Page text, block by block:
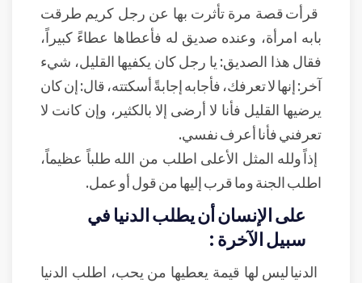
قرأت قصة مرة تأثرت بها عن رجل كريم طرقت
بابه امرأة، وعنده صديق له فأعطاها عطاءً كبيراً،
فقال هذا الصديق: يا رجل كان يكفيها القليل، شيء
آخر: إنها لا تعرفك، فأجابه إجابةً أسكتته، قال: إن كان
يرضيها القليل فأنا لا أرضى إلا بالكثير، وإن كانت لا
تعرفني فأنا أعرف نفسي.
إذاً ولله المثل الأعلى اطلب من الله طلباً عظيماً،
اطلب الجنة وما قرب إليها من قول أو عمل.
على الإنسان أن يطلب الدنيا في
سبيل الآخرة :
الدنيا ليس لها قيمة يعطيها من يحب، اطلب الدنيا